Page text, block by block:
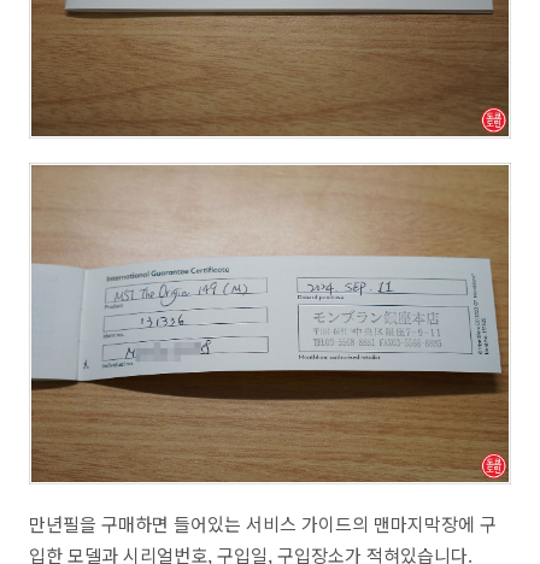
만년필을 구매하면 들어있는 서비스 가이드의 맨마지막장에 구
입한 모델과 시리얼번호, 구입일, 구입장소가 적혀있습니다.